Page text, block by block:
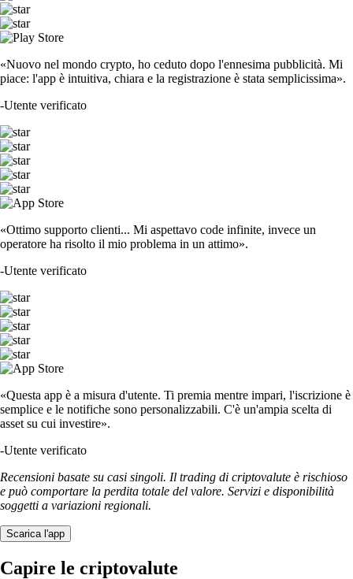
«Nuovo nel mondo crypto, ho ceduto dopo l'ennesima pubblicità. Mi
piace: l'app è intuitiva, chiara e la registrazione è stata semplicissima».
-Utente verificato
«Ottimo supporto clienti... Mi aspettavo code infinite, invece un
operatore ha risolto il mio problema in un attimo».
-Utente verificato
«Questa app è a misura d'utente. Ti premia mentre impari, l'iscrizione è
semplice e le notifiche sono personalizzabili. C'è un'ampia scelta di
asset su cui investire».
-Utente verificato
Recensioni basate su casi singoli. Il trading di criptovalute è rischioso
e può comportare la perdita totale del valore. Servizi e disponibilità
soggetti a variazioni regionali.
Scarica l'app
Capire le criptovalute